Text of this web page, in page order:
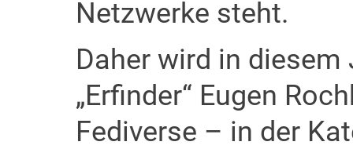
Netzwerke steht.
Daher wird in
„Erfinder“ Eugen
Fediverse – in der